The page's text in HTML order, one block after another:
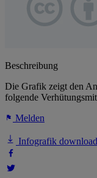
Beschreibung
Die Grafik zeigt den
folgende
Melden
Infografik